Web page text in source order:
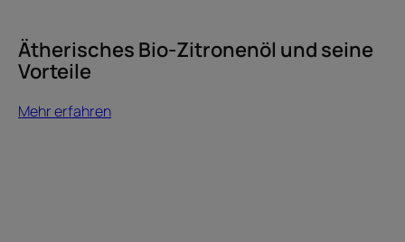
Ätherisches Bio-Zitronenöl und seine
Vorteile
Mehr erfahren